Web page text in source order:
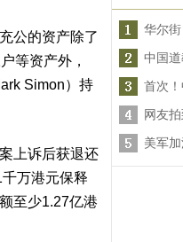
公的资产除了
等资产外，
Simon）持
上诉后获退还
万港元保释
至少1.27亿港
华尔
中国
首次
网友
美军